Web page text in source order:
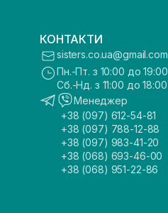
КОНТАКТИ
sisters.co.ua@gmail.com
Пн.-Пт. з 10:00 до 19:00
Сб.-Нд. з 11:00 до 18:00
Менеджер
+38 (097) 612-54-81
+38 (097) 788-12-88
+38 (097) 983-41-20
+38 (068) 693-46-00
+38 (068) 951-22-86